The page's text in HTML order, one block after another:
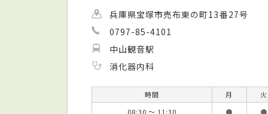
兵庫県宝塚市売布東の町13番27号
0797-85-4101
中山観音駅
消化器内科
時間 月
火
08:30 ～ 11:30
● ●